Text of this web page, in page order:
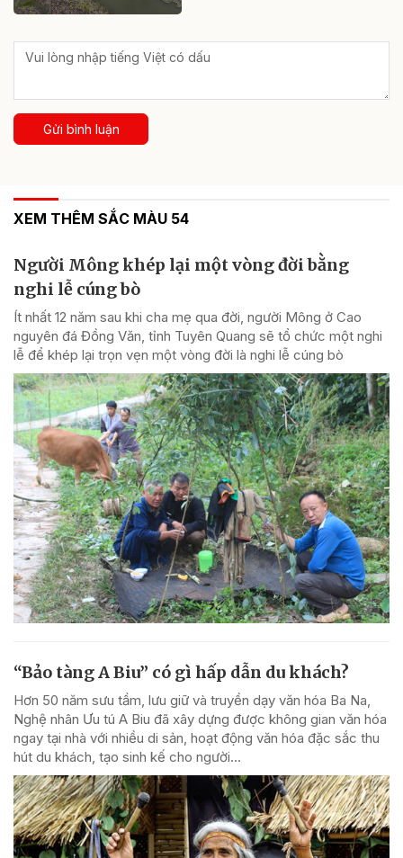
Gửi bình luận
XEM THÊM SẮC MÀU 54
Người Mông khép lại một vòng đời bằng
nghi lễ cúng bò
Ít nhất 12 năm sau khi cha mẹ qua đời, người Mông ở Cao
nguyên đá Đồng Văn, tỉnh Tuyên Quang sẽ tổ chức một nghi
lễ để khép lại trọn vẹn một vòng đời là nghi lễ cúng bò
“Bảo tàng A Biu” có gì hấp dẫn du khách?
Hơn 50 năm sưu tầm, lưu giữ và truyền dạy văn hóa Ba Na,
Nghệ nhân Ưu tú A Biu đã xây dựng được không gian văn hóa
ngay tại nhà với nhiều di sản, hoạt động văn hóa đặc sắc thu
hút du khách, tạo sinh kế cho người...